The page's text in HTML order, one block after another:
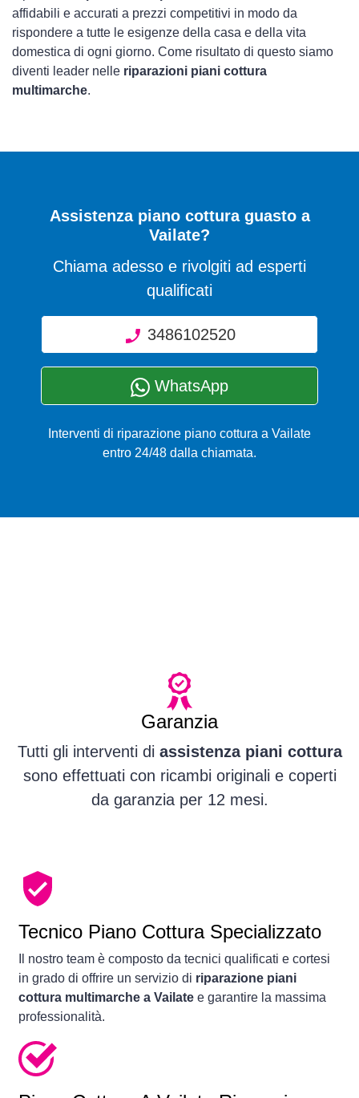
affidabili e accurati a prezzi competitivi in modo da
rispondere a tutte le esigenze della casa e della vita
domestica di ogni giorno. Come risultato di questo siamo
diventi leader nelle riparazioni piani cottura
multimarche.
Assistenza piano cottura guasto a
Vailate?
Chiama adesso e rivolgiti ad esperti
qualificati
3486102520
WhatsApp
Interventi di riparazione piano cottura a Vailate
entro 24/48 dalla chiamata.
Garanzia
Tutti gli interventi di assistenza piani cottura
sono effettuati con ricambi originali e coperti
da garanzia per 12 mesi.
Tecnico Piano Cottura Specializzato
Il nostro team è composto da tecnici qualificati e cortesi
in grado di offrire un servizio di riparazione piani
cottura multimarche a Vailate e garantire la massima
professionalità.